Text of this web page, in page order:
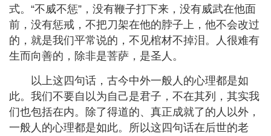
式。 “不威不惩” ，没有鞭子打下来，没有威武在他面
前，没有惩戒，不把刀架在他的脖子上，他不会改过
的，就是我们平常说的，不见棺材不掉泪。人很难有
生而向善的，除非是菩萨，是圣人。
以上这四句话，古今中外一般人的心理都是如
此。我们不要自以为自己是君子，不在其列，其实我
们也包括在内。除了得道的、真正成就了的人以外，
一般人的心理都是如此。所以这四句话在后世的老